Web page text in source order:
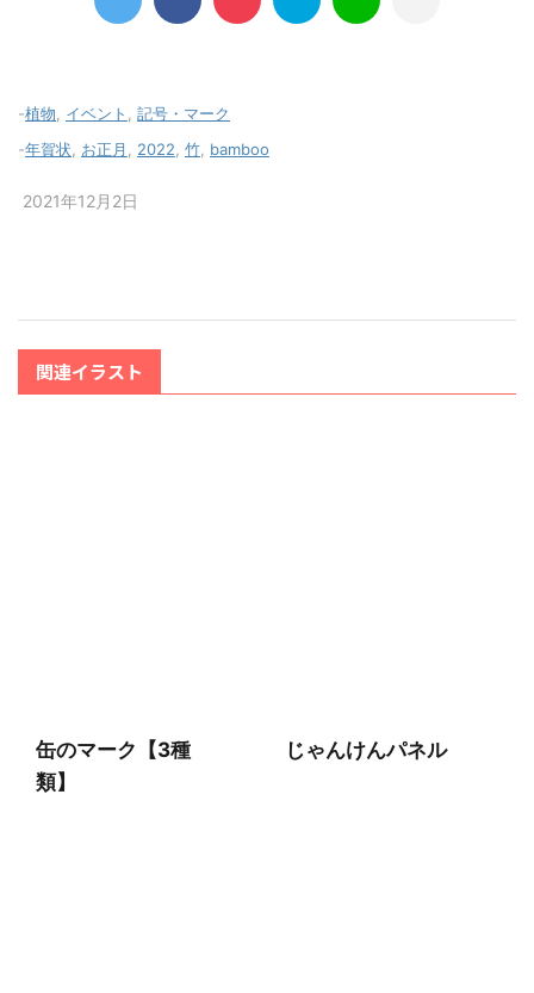
-植物 イベント
記号・マーク
-年賀状 お正月 2022 竹 bamboo
2021年12月2日
関連イラスト
缶のマーク【3種
類】
じゃんけんパネル